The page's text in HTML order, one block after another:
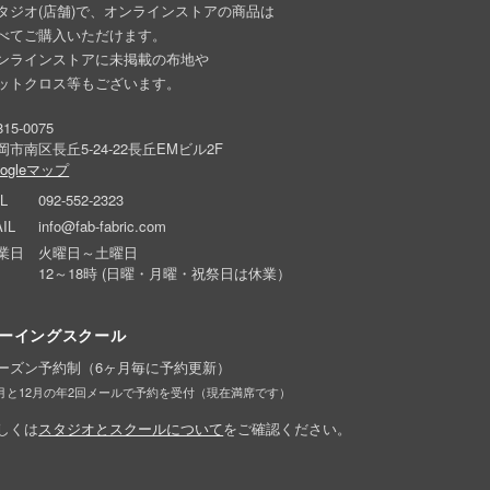
ジオ(店舗)で、オンラインストアの商品は
てご購入いただけます。
ラインストアに未掲載の布地や
トクロス等もございます。
0075
市南区長丘5-24-22長丘EMビル2F
マップ
092-552-2323
info@fab-fabric.com
日
火曜日～土曜日
12～18時 (日曜・月曜・祝祭日は休業）
イングスクール
ズン予約制（6ヶ月毎に予約更新）
と12月の年2回メールで予約を受付（現在満席です）
くはスタジオとスクールについてをご確認ください。